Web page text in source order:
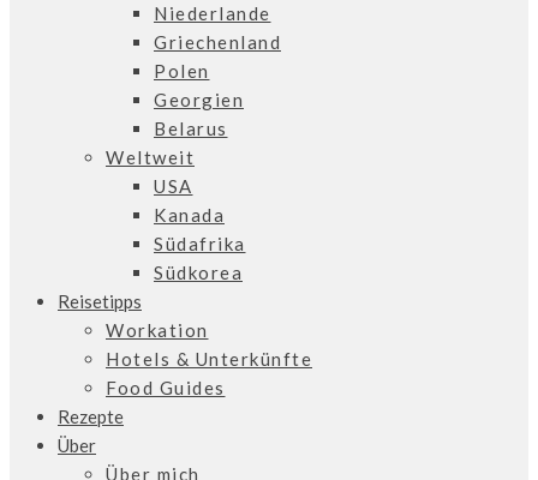
Niederlande
Griechenland
Polen
Georgien
Belarus
Weltweit
USA
Kanada
Südafrika
Südkorea
Reisetipps
Workation
Hotels & Unterkünfte
Food Guides
Rezepte
Über
Über mich